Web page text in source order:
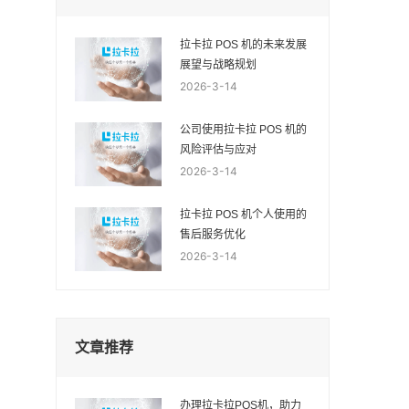
拉卡拉 POS 机的未来发展
展望与战略规划
2026-3-14
公司使用拉卡拉 POS 机的
风险评估与应对
2026-3-14
拉卡拉 POS 机个人使用的
售后服务优化
2026-3-14
文章推荐
办理拉卡拉POS机，助力